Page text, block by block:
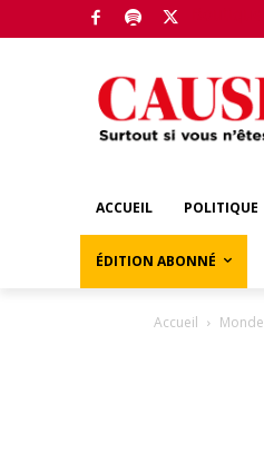
ACCUEIL POLITIQUE
ÉDITION ABONNÉ
Accueil Monde